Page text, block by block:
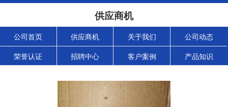
供应商机
公司首页 供应商机 关于我们 公司动态
荣誉认证 招聘中心 客户案例 产品知识